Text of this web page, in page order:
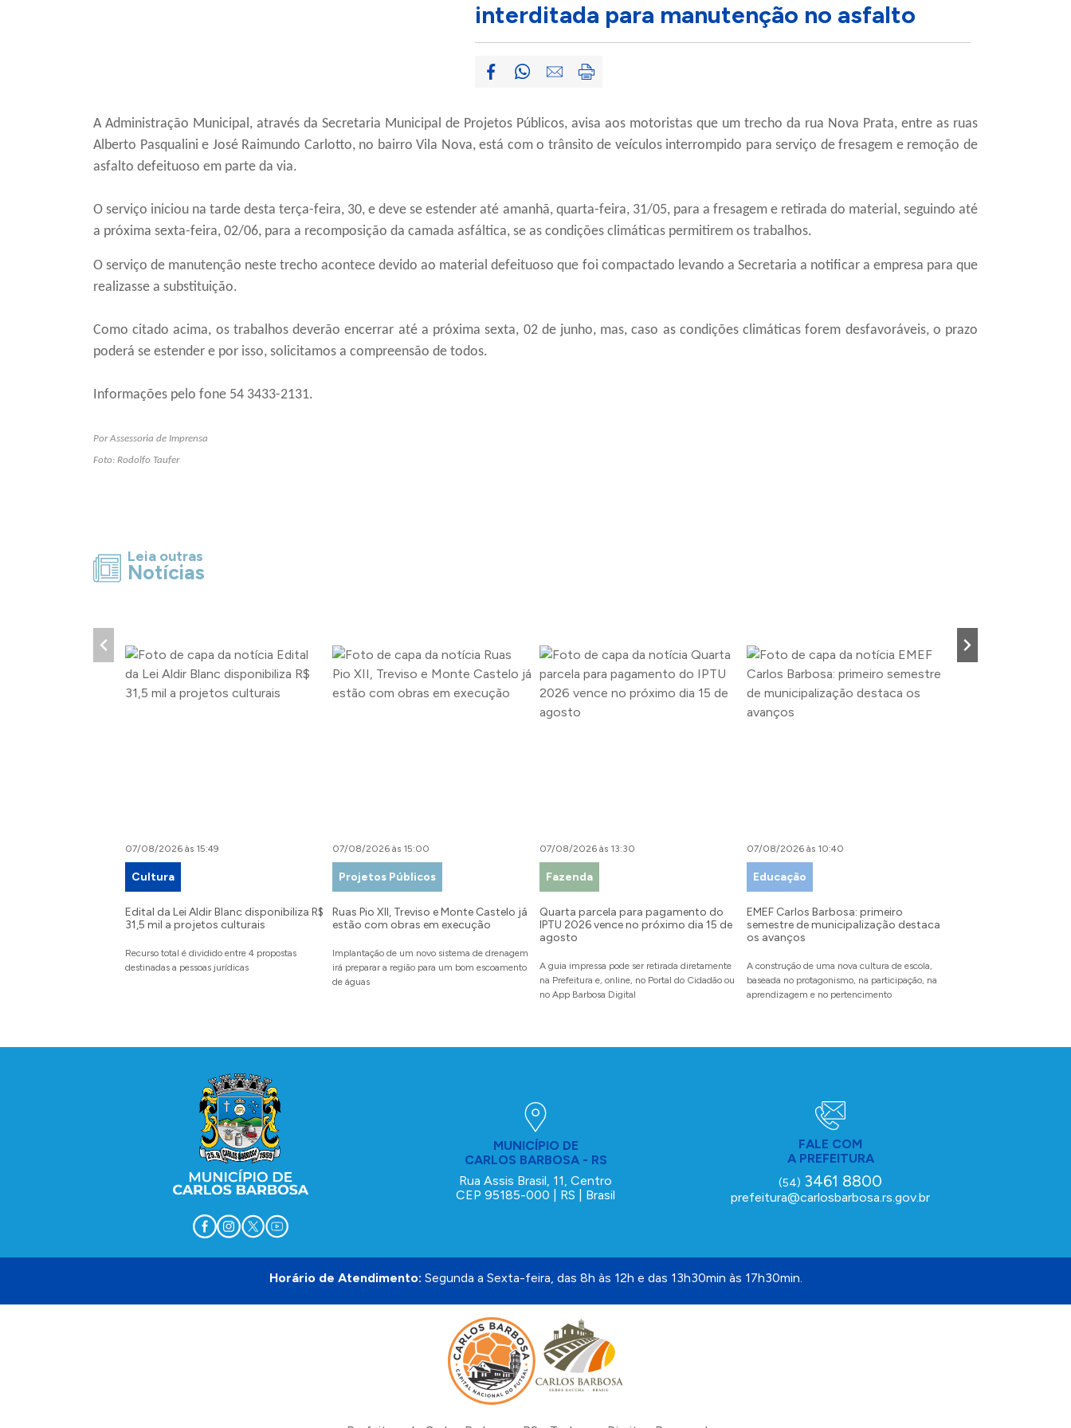
interditada para manutenção no asfalto
A Administração Municipal, através da Secretaria Municipal de Projetos Públicos, avisa aos motoristas que um trecho da rua Nova Prata, entre as ruas
Alberto Pasqualini e José Raimundo Carlotto, no bairro Vila Nova, está com o trânsito de veículos interrompido para serviço de fresagem e remoção de
asfalto defeituoso em parte da via.
O serviço iniciou na tarde desta terça-feira, 30, e deve se estender até amanhã, quarta-feira, 31/05, para a fresagem e retirada do material, seguindo até
a próxima sexta-feira, 02/06, para a recomposição da camada asfáltica, se as condições climáticas permitirem os trabalhos.
O serviço de manutenção neste trecho acontece devido ao material defeituoso que foi compactado levando a Secretaria a notificar a empresa para que
realizasse a substituição.
Como citado acima, os trabalhos deverão encerrar até a próxima sexta, 02 de junho, mas, caso as condições climáticas forem desfavoráveis, o prazo
poderá se estender e por isso, solicitamos a compreensão de todos.
Informações pelo fone 54 3433-2131.
Por Assessoria de Imprensa
Foto: Rodolfo Taufer
Leia outras
Notícias
07/08/2026 às 15:49
Cultura
Edital da Lei Aldir Blanc disponibiliza R$
31,5 mil a projetos culturais
Recurso total é dividido entre 4 propostas
destinadas a pessoas jurídicas
07/08/2026 às 15:00
Projetos Públicos
Ruas Pio XII, Treviso e Monte Castelo já
estão com obras em execução
Implantação de um novo sistema de drenagem
irá preparar a região para um bom escoamento
de águas
07/08/2026 às 13:30
Fazenda
Quarta parcela para pagamento do
IPTU 2026 vence no próximo dia 15 de
agosto
A guia impressa pode ser retirada diretamente
na Prefeitura e, online, no Portal do Cidadão ou
no App Barbosa Digital
07/08/2026 às 10:40
Educação
EMEF Carlos Barbosa: primeiro
semestre de municipalização destaca
os avanços
A construção de uma nova cultura de escola,
baseada no protagonismo, na participação, na
aprendizagem e no pertencimento
MUNICÍPIO DE
CARLOS BARBOSA - RS
Rua Assis Brasil, 11, Centro
CEP 95185-000 | RS | Brasil
FALE COM
A PREFEITURA
(54) 3461 8800
prefeitura@carlosbarbosa.rs.gov.br
Horário de Atendimento: Segunda a Sexta-feira, das 8h às 12h e das 13h30min às 17h30min.